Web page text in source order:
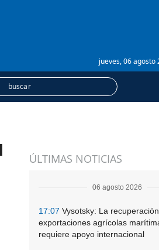
jueves, 06 agosto
Suscripción
ÚLTIMAS NOTICIAS
06 agosto 2026
17:07 Vysotsky: La
exportaciones agrícolas
requiere apoyo internacional